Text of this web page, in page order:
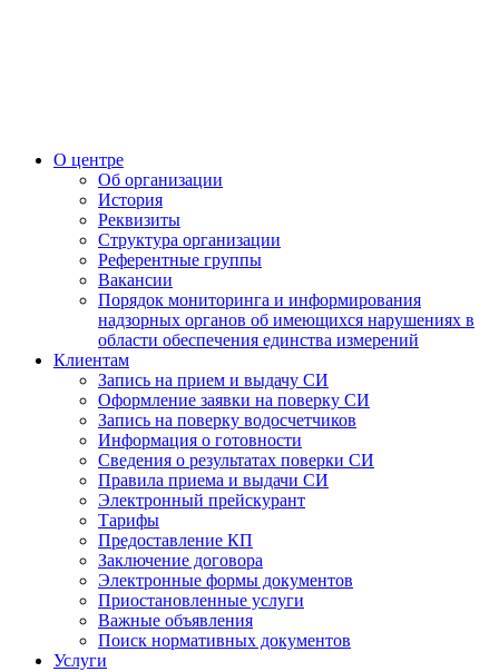
О центре
Об организации
История
Реквизиты
Структура организации
Референтные группы
Вакансии
Порядок мониторинга и информирования
надзорных органов об имеющихся нарушениях в
области обеспечения единства измерений
Клиентам
Запись на прием и выдачу СИ
Оформление заявки на поверку СИ
Запись на поверку водосчетчиков
Информация о готовности
Сведения о результатах поверки СИ
Правила приема и выдачи СИ
Электронный прейскурант
Тарифы
Предоставление КП
Заключение договора
Электронные формы документов
Приостановленные услуги
Важные объявления
Поиск нормативных документов
Услуги